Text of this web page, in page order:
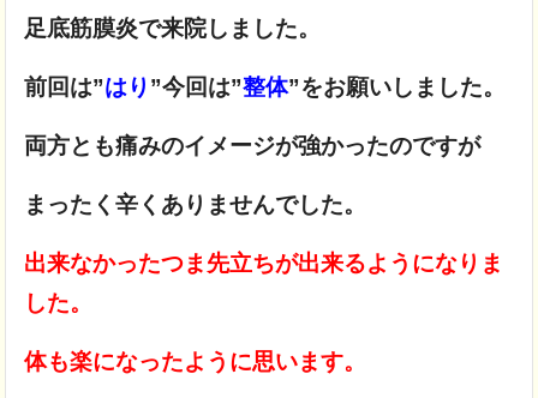
足底筋膜炎で来院しました。
前回は”はり ”今回は”整体”をお願いしました。
両方とも痛みのイメージが強かったのですが
まったく辛くありませんでした。
出来なかったつま先立ちが出来るようになりま
した。
体も楽になったように思います。